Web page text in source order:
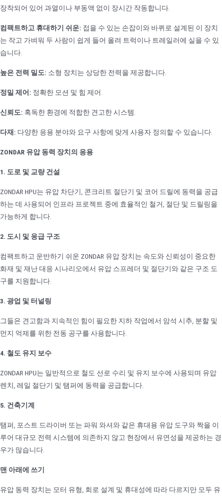
장착되어 있어 과열이나 부동액 없이 장시간 작동합니다.
컴팩트하고 휴대하기 쉬운: 접을 수 있는 손잡이와 바퀴로 설계된 이 장치
는 작고 가벼워 두 사람이 쉽게 들어 올려 트럭이나 트레일러에 실을 수 있
습니다.
높은 전력 밀도: 소형 장치는 상당한 전력을 제공합니다.
정밀 제어: 정확한 모션 및 힘 제어.
신뢰도: 혹독한 환경에 적합한 견고한 시스템.
다재: 다양한 응용 분야와 요구 사항에 맞게 사용자 정의할 수 있습니다.
ZONDAR 유압 동력 장치의 응용
1. 도로 및 교량 건설
ZONDAR HPU는 유압 차단기, 콘크리트 절단기 및 코어 드릴에 동력을 공급
하는 데 사용되어 인프라 프로젝트 중에 효율적인 철거, 절단 및 드릴링을
가능하게 합니다.
2. 도시 및 응급 구조
컴팩트하고 운반하기 쉬운 ZONDAR 유압 장치는 속도와 신뢰성이 중요한
화재 및 재난 대응 시나리오에서 유압 스프레더 및 절단기와 같은 구조 도
구를 지원합니다.
3. 광업 및 터널링
그들은 견고함과 지속적인 힘이 필요한 지하 작업에서 암석 시추, 분할 및
먼지 억제를 위한 전동 공구를 사용합니다.
4. 철도 유지 보수
ZONDAR HPU는 일반적으로 철도 선로 수리 및 유지 보수에 사용되며 유압
렌치, 레일 절단기 및 탬퍼에 동력을 공급합니다.
5. 건축기계
탬퍼, 포스트 드라이버 또는 파워 와셔와 같은 휴대용 유압 도구와 짝을 이
루어 대규모 전력 시스템에 의존하지 않고 현장에서 유연성을 제공하는 경
우가 많습니다.
맨 아래에 쓰기
유압 동력 장치는 모터 유형, 회로 설계 및 휴대성에 따라 다르지만 모두 유